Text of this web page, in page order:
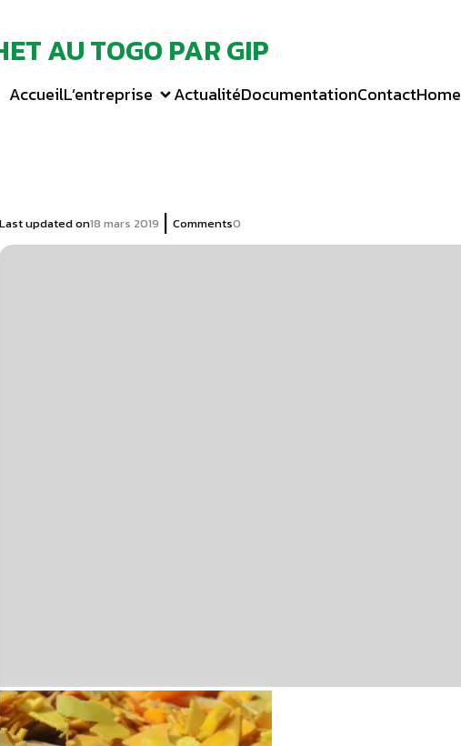
AU TOGO PAR GIP
AccueilL’entreprise ActualitéDocumentationContactHome
Last updated on18 mars 2019 | Comments0